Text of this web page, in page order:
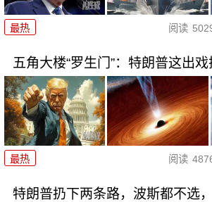
最热 阅读
五角大楼“罗生门”：特朗普这出
最热 阅读
特朗普扔下两条路，波斯都不选